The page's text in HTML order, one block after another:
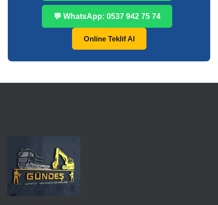
💬 WhatsApp: 0537 942 75 74
Online Teklif Al